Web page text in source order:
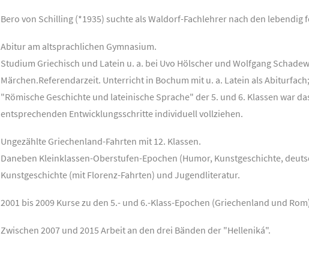
Bero von Schilling (*1935) suchte als Waldorf-Fachlehrer nach den
Abitur am altsprachlichen Gymnasium.
Studium Griechisch und Latein u. a. bei Uvo Hölscher und Wolfgang
Märchen.Referendarzeit. Unterricht in Bochum mit u. a. Latein als
"Römische Geschichte und lateinische Sprache" der 5. und 6. Klassen war
entsprechenden Entwicklungsschritte individuell vollziehen.
Ungezählte Griechenland-Fahrten mit 12. Klassen.
Daneben Kleinklassen-Oberstufen-Epochen (Humor, Kunstgeschichte,
Kunstgeschichte (mit Florenz-Fahrten) und Jugendliteratur.
2001 bis 2009 Kurse zu den 5.- und 6.-Klass-Epochen (Griechenland und
Zwischen 2007 und 2015 Arbeit an den drei Bänden der "Helleniká".